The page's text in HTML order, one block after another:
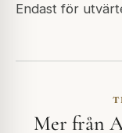
Endast för
Mer från